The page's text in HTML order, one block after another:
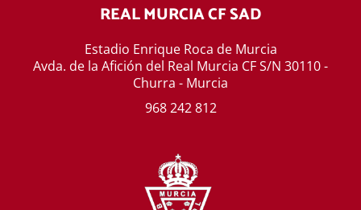
REAL MURCIA CF SAD
Estadio Enrique Roca de Murcia
Avda. de la Afición del Real Murcia CF S/N 30110 -
Churra - Murcia
968 242 812